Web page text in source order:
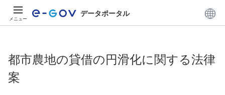
メニュー
データポータル
都市農地の貸借の円滑化に関する法律
案